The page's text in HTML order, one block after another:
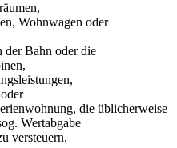
Wohnwagen oder
der Bahn oder die
die üblicher­weise
Wertabgabe
versteuern.